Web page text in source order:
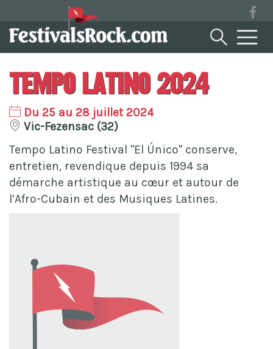
Tempo Latino 2024
Du 25 au 28 juillet 2024
Vic-Fezensac (32)
Tempo Latino Festival "El Único" conserve,
entretien, revendique depuis 1994 sa
démarche artistique au cœur et autour de
l’Afro-Cubain et des Musiques Latines.